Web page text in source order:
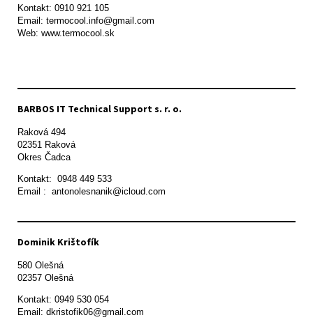
Kontakt: 0910 921 105
Email: termocool.info@gmail.com
Web: www.termocool.sk
BARBOS IT Technical Support s. r. o.
Raková 494
02351 Raková
Okres Čadca
Kontakt:  0948 449 533
Email :  antonolesnanik@icloud.com
Dominik Krištofík
580 Olešná
Kontakt: 0949 530 054
Email: dkristofik06@gmail.com